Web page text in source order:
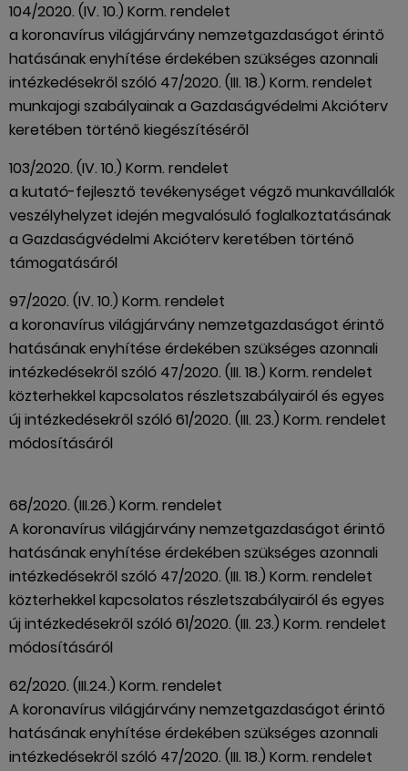
104/2020. (IV. 10.) Korm. rendelet
a koronavírus világjárvány nemzetgazdaságot érintő
hatásának enyhítése érdekében szükséges azonnali
intézkedésekről szóló 47/2020. (III. 18.) Korm. rendelet
munkajogi szabályainak a Gazdaságvédelmi Akcióterv
keretében történő kiegészítéséről
103/2020. (IV. 10.) Korm. rendelet
a kutató-fejlesztő tevékenységet végző munkavállalók
veszélyhelyzet idején megvalósuló foglalkoztatásának
a Gazdaságvédelmi Akcióterv keretében történő
támogatásáról
97/2020. (IV. 10.) Korm. rendelet
a koronavírus világjárvány nemzetgazdaságot érintő
hatásának enyhítése érdekében szükséges azonnali
intézkedésekről szóló 47/2020. (III. 18.) Korm. rendelet
közterhekkel kapcsolatos részletszabályairól és egyes
új intézkedésekről szóló 61/2020. (III. 23.) Korm. rendelet
módosításáról
68/2020. (III.26.) Korm. rendelet
A koronavírus világjárvány nemzetgazdaságot érintő
hatásának enyhítése érdekében szükséges azonnali
intézkedésekről szóló 47/2020. (III. 18.) Korm. rendelet
közterhekkel kapcsolatos részletszabályairól és egyes
új intézkedésekről szóló 61/2020. (III. 23.) Korm. rendelet
módosításáról
62/2020. (III.24.) Korm. rendelet
A koronavírus világjárvány nemzetgazdaságot érintő
hatásának enyhítése érdekében szükséges azonnali
intézkedésekről szóló 47/2020. (III. 18.) Korm. rendelet